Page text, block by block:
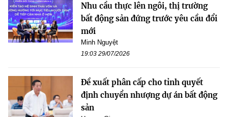
Nhu cầu thực lên ngôi, thị trường
bất động sản đứng trước yêu cầu đổi
mới
Minh Nguyệt
19:03 29/07/2026
Đề xuất phân cấp cho tỉnh quyết
định chuyển nhượng dự án bất động
sản